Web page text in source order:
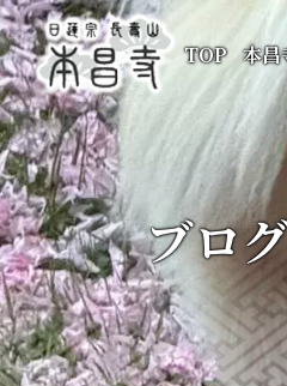
TOP 本昌
ブロ